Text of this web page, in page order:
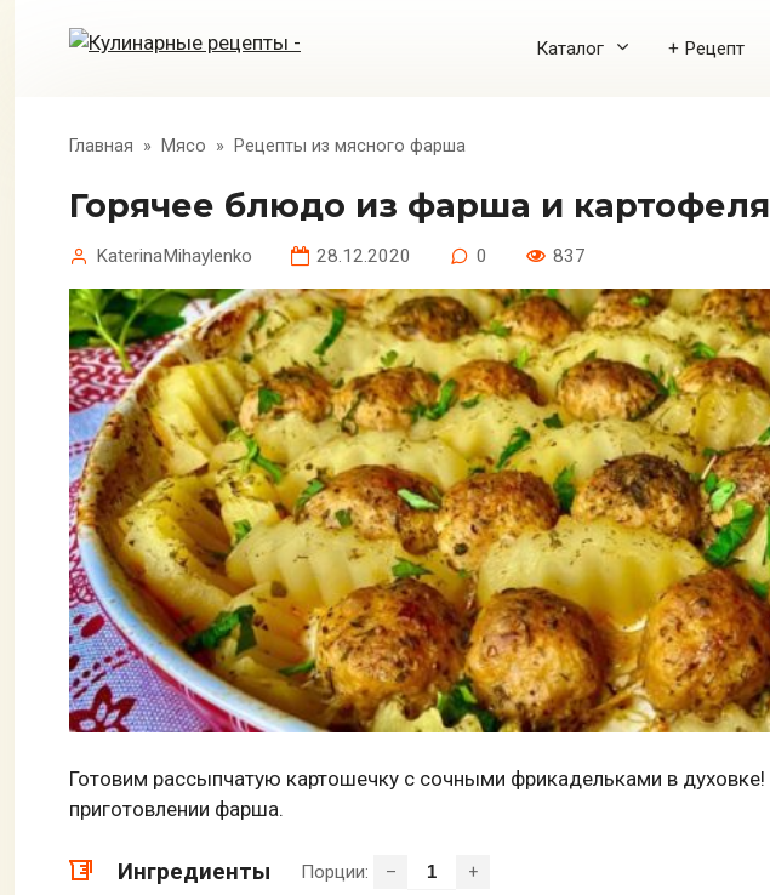
Каталог + Рецепт
Главная » Мясо » Рецепты из мясного фарша
Горячее блюдо из фарша и картофеля
KaterinaMihaylenko 28.12.2020 0 837
Готовим рассыпчатую картошечку с сочными фрикадельками в духовке!
приготовлении фарша.
Ингредиенты Порции: – +